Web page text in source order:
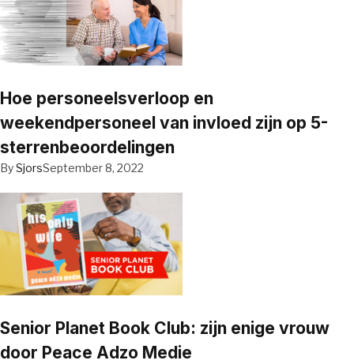
Hoe personeelsverloop en
weekendpersoneel van invloed zijn op 5-
sterrenbeoordelingen
BySjorsSeptember 8, 2022
Senior Planet Book Club: zijn enige vrouw
door Peace Adzo Medie